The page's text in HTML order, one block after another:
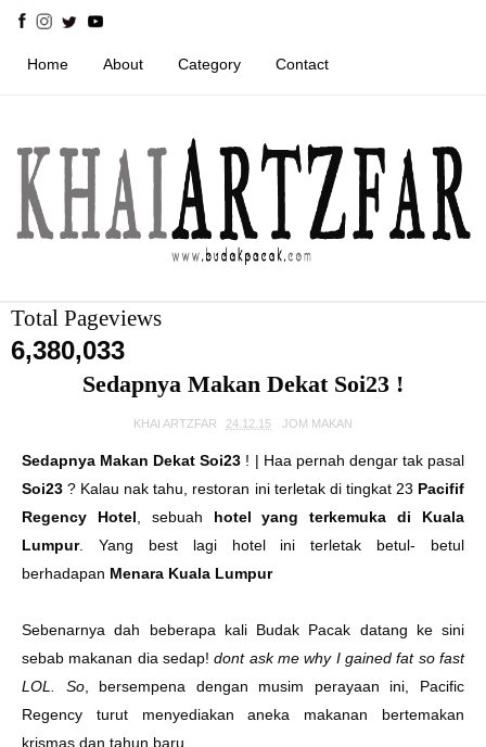
Home About Category Contact
Total Pageviews
6,380,033
Sedapnya Makan Dekat Soi23 !
KHAI ARTZFAR 24.12.15 JOM MAKAN
Sedapnya Makan Dekat Soi23 ! | Haa pernah dengar tak pasal
Soi23 ? Kalau nak tahu, restoran ini terletak di tingkat 23 Pacifif
Regency Hotel , sebuah hotel yang terkemuka di Kuala
Lumpur. Yang best lagi hotel ini terletak betul- betul
berhadapan Menara Kuala Lumpur
Sebenarnya dah beberapa kali Budak Pacak datang ke sini
sebab makanan dia sedap!dont ask me why I gained fat so fast
LOL. So, bersempena dengan musim perayaan ini, Pacific
Regency turut menyediakan aneka makanan bertemakan
krismas dan tahun baru.